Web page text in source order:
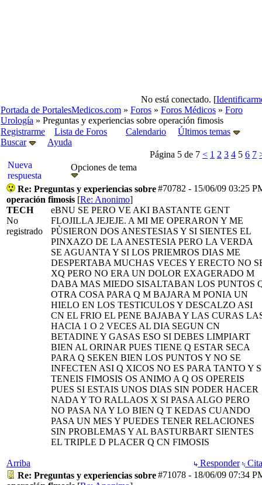
No está conectado. [
Portada de PortalesMedicos.com » Foros » Foros Médicos » Foro
Urología » Preguntas y experiencias sobre operación fimosis
Registrarme
Lista de Foros Calendario
Últimos temas
Buscar
Ayuda
Página 5 de 7 < 1 2 3 4 5 6 7
Nueva
respuesta
Opciones de tema
#70782 - 15/06/09 03:25
Re: Preguntas y experiencias sobre
operación fimosis [Re: Anonimo]
TECH
No
registrado
eBNU SE PERO VE AKI BASTANTE GENT
FLOJILLA JEJEJE. A MI ME OPERARON Y ME
PÙSIERON DOS ANESTESIAS Y SI SIENTES EL
PINXAZO DE LA ANESTESIA PERO LA VERDA
SE AGUANTA Y SI LOS PRIEMROS DIAS ME
DESPERTABA MUCHAS VECES Y ERECTO NO
XQ PERO NO ERA UN DOLOR EXAGERADO M
DABA MAS MIEDO SISALTABAN LOS PUNTOS
OTRA COSA PARA Q M BAJARA M PONIA UN
HIELO EN LOS TESTICULOS Y DESCALZO ASI
CN EL FRIO EL PENE BAJABA Y LAS CURAS
HACIA 1 O 2 VECES AL DIA SEGUN CN
BETADINE Y GASAS ESO SI DEBES LIMPIART
BIEN AL ORINAR PUES TIENE Q ESTAR SECA
PARA Q SEKEN BIEN LOS PUNTOS Y NO SE
INFECTEN ASI Q XICOS NO ES PARA TANTO Y
TENEIS FIMOSIS OS ANIMO A Q OS OPEREIS
PUES SI ESTAIS UNOS DIAS SIN PODER HACER
NADA Y TO RALLAOS X SI PASA ALGO PERO
NO PASA NA Y LO BIEN Q T KEDAS CUANDO
PASA UN MES Y PUEDES TENER RELACIONES
SIN PROBLEMAS Y AL BASTURBART SIENTES
EL TRIPLE D PLACER Q CN FIMOSIS
Arriba Responder
#71078 - 18/06/09 07:34
Re: Preguntas y experiencias sobre